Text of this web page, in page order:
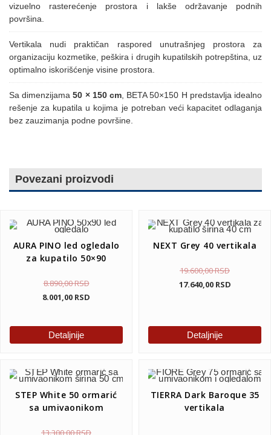
vizuelno rasterećenje prostora i lakše održavanje podnih
površina.
Vertikala nudi praktičan raspored unutrašnjeg prostora za
organizaciju kozmetike, peškira i drugih kupatilskih potrepština, uz
optimalno iskorišćenje visine prostora.
Sa dimenzijama50 × 150 cm , BETA 50×150 H predstavlja idealno
rešenje za kupatila u kojima je potreban veći kapacitet odlaganja
bez zauzimanja podne površine.
Povezani proizvodi
AURA PINO led ogledalo
za kupatilo 50×90
8.890,00RSD
8.001,00 RSD
Detaljnije
NEXT Grey 40 vertikala
19.600,00RSD
17.640,00 RSD
Detaljnije
STEP White 50 ormarić
sa umivaonikom
13.300,00RSD
TIERRA Dark Baroque 35
vertikala